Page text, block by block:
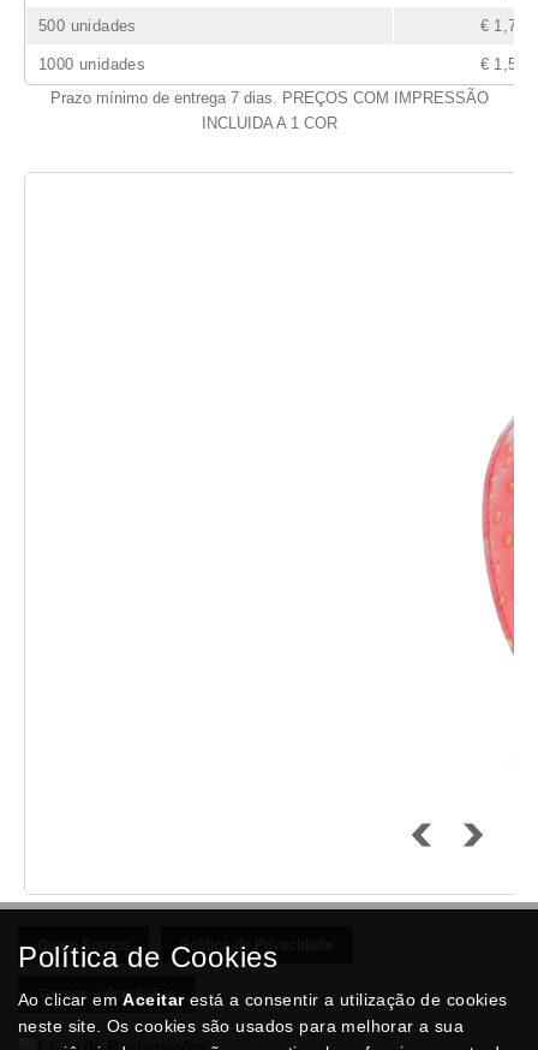
500 unidades € 1,76
1000 unidades
€ 1,51
Prazo mínimo de entrega 7 dias. PREÇOS COM IMPRESSÃO
INCLUIDA A 1 COR
Quem Somos Politica de Privacidade
Termos e Condições
Política de Cookies
Ao clicar emAceitarestá a consentir a utilização de cookies
neste site. Os cookies são usados para melhorar a sua